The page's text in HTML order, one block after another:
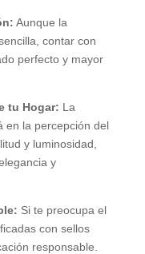
Aunque la
contar con
perfecto y mayor
tu Hogar: La
en la percepción del
y luminosidad,
y
Si te preocupa el
con sellos
responsable.